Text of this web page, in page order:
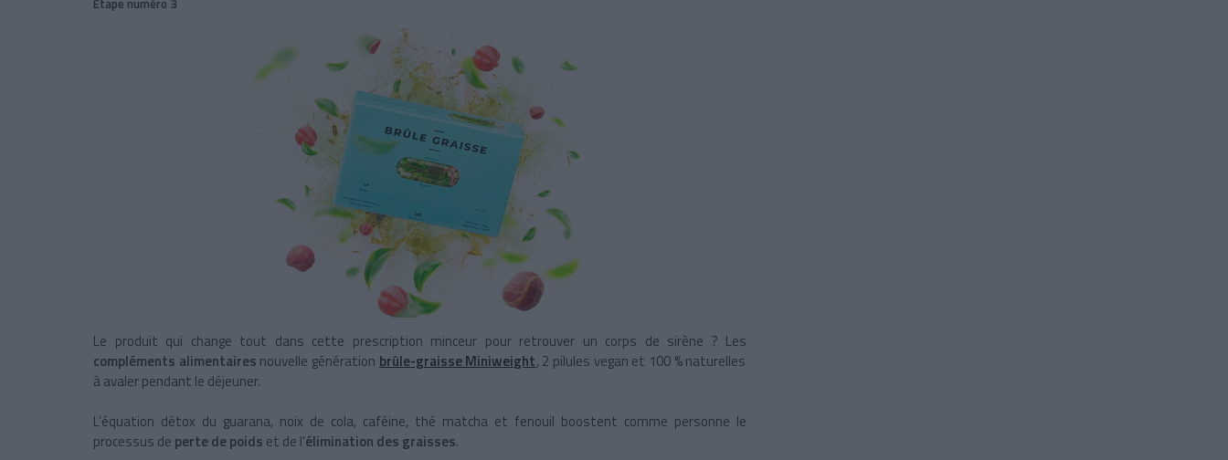
Étape numéro 3
Le produit qui change tout dans cette prescription minceur pour retrouver un corps de sirène ? Les
compléments alimentaires nouvelle génération brûle-graisse Miniweight, 2 pilules vegan et 100 % naturelles
à avaler pendant le déjeuner.
L’équation détox du guarana, noix de cola, caféine, thé matcha et fenouil boostent comme personne le
processus de perte de poids et de l’élimination des graisses.